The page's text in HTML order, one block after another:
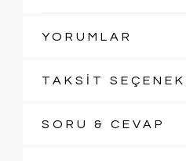
YORUMLAR
TAKSİT
SORU & CEVAP